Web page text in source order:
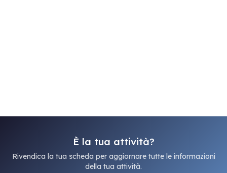
È la tua attività?
Rivendica la tua scheda per aggiornare tutte le informazioni
della tua attività.